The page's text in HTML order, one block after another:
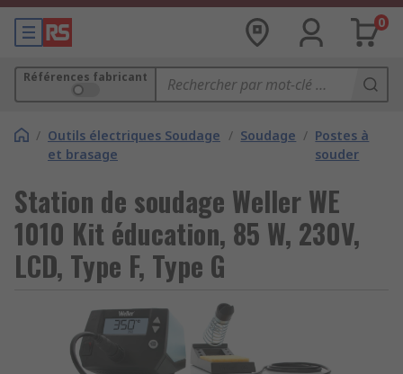
0
Références fabricant
/ Outils électriques Soudage
et brasage
/ Soudage / Postes à
souder
Station de soudage Weller WE
1010 Kit éducation, 85 W, 230V,
LCD, Type F, Type G